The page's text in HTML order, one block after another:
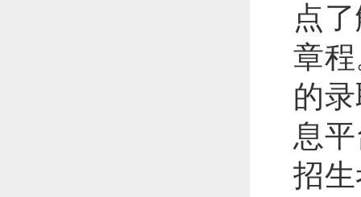
点
章
的
息
招